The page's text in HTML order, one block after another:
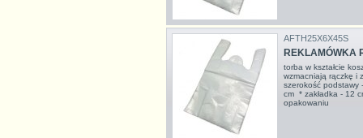
AFTH25X6X45S
REKLAMÓWKA
torba w kształcie
wzmacniają rączkę
szerokość podstawy
cm * zakładka - 12
opakowaniu